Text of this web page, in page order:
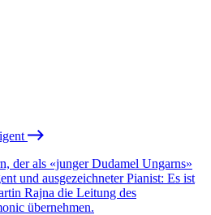
der als «junger Dudamel Ungarns»
und ausgezeichneter Pianist: Es ist
Rajna die Leitung des
übernehmen.